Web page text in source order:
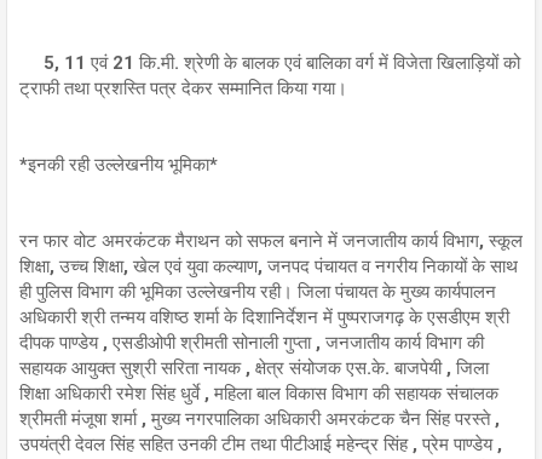
5, 11 एवं 21 कि.मी. श्रेणी के बालक एवं बालिका वर्ग में विजेता खिलाड़ियों को
ट्राफी तथा प्रशस्ति पत्र देकर सम्मानित किया गया।
*इनकी रही उल्लेखनीय भूमिका*
रन फार वोट अमरकंटक मैराथन को सफल बनाने में जनजातीय कार्य विभाग, स्कूल
शिक्षा, उच्च शिक्षा, खेल एवं युवा कल्याण, जनपद पंचायत व नगरीय निकायों के साथ
ही पुलिस विभाग की भूमिका उल्लेखनीय रही। जिला पंचायत के मुख्य कार्यपालन
अधिकारी श्री तन्मय वशिष्ठ शर्मा के दिशानिर्देशन में पुष्पराजगढ़ के एसडीएम श्री
दीपक पाण्डेय , एसडीओपी श्रीमती सोनाली गुप्ता , जनजातीय कार्य विभाग की
सहायक आयुक्त सुश्री सरिता नायक , क्षेत्र संयोजक एस.के. बाजपेयी , जिला
शिक्षा अधिकारी रमेश सिंह धुर्वे , महिला बाल विकास विभाग की सहायक संचालक
श्रीमती मंजूषा शर्मा , मुख्य नगरपालिका अधिकारी अमरकंटक चैन सिंह परस्ते ,
उपयंत्री देवल सिंह सहित उनकी टीम तथा पीटीआई महेन्द्र सिंह , प्रेम पाण्डेय ,